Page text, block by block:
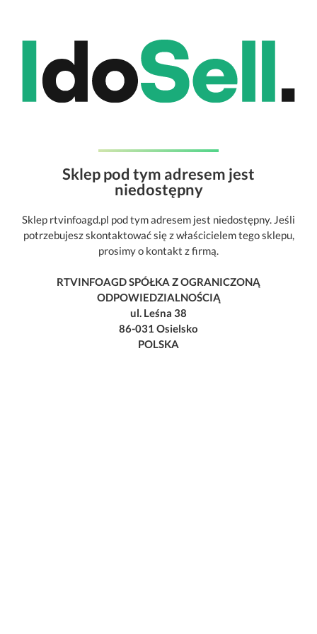
Sklep pod tym adresem jest
niedostępny
Sklep rtvinfoagd.pl pod tym adresem jest niedostępny. Jeśli
potrzebujesz skontaktować się z właścicielem tego sklepu,
prosimy o kontakt z firmą.
RTVINFOAGD SPÓŁKA Z OGRANICZONĄ
ODPOWIEDZIALNOŚCIĄ
ul. Leśna 38
86-031 Osielsko
POLSKA